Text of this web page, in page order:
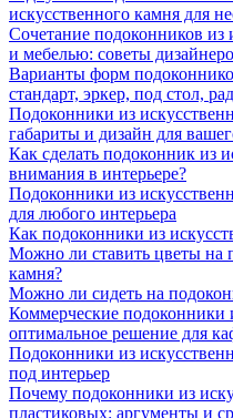
искусственного камня для
Сочетание подоконников из
и мебелью: советы
Варианты форм
стандарт, эркер, под стол,
Подоконники из
габариты и дизайн для
Как сделать подоконник из
внимания в интерьере?
Подоконники из
для любого интерьера
Как подоконники из
Можно ли ставить цветы на
камня?
Можно ли сидеть на
Коммерческие подоконники
оптимальное решение для
Подоконники из
под интерьер
Почему подоконники из
пластиковых: аргументы и